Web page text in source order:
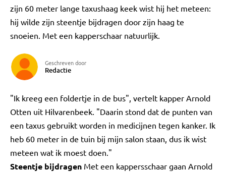
zijn 60 meter lange taxushaag keek wist hij het meteen:
hij wilde zijn steentje bijdragen door zijn haag te
snoeien. Met een kapperschaar natuurlijk.
Geschreven door
Redactie
"Ik kreeg een foldertje in de bus", vertelt kapper Arnold
Otten uit Hilvarenbeek. "Daarin stond dat de punten van
een taxus gebruikt worden in medicijnen tegen kanker. Ik
heb 60 meter in de tuin bij mijn salon staan, dus ik wist
meteen wat ik moest doen."
Steentje bijdragen Met een kappersschaar gaan Arnold